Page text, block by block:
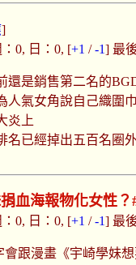
]
0, 日：0, [+1 /-1] 最
還是銷售第二名的
人氣女角說自己織圍
炎上
名已經掉出五百名圈
血海報物化女性
0, 日：0, [+1 /-1] 最
會跟漫畫《宇崎學妹